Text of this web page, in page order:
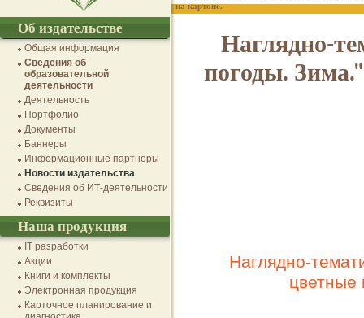
Наглядно-
погоды.
Наглядно-
цветные
на картоне.
Об издательстве
Общая информация
Сведения об
образовательной
деятельности
Деятельность
Портфолио
Документы
Баннеры
Информационные партнеры
Новости издательства
Сведения об ИТ-деятельности
Реквизиты
Наша продукция
IT разработки
Акции
Книги и комплекты
Электронная продукция
Карточное планирование и